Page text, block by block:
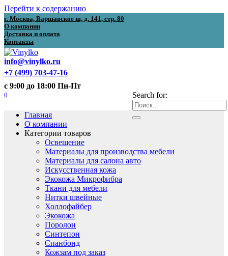
Перейти к содержанию
г. Москва, Варшавское ш, д. 141, стр. 80
О компании
Доставка и оплата
Контакты
info@vinylko.ru
+7 (499) 703-47-16
с 9:00 до 18:00 Пн-Пт
Search for:
0
Главная
О компании
Категории товаров
Освещение
Материалы для производства мебели
Материалы для салона авто
Искусственная кожа
Экокожа Микрофибра
Ткани для мебели
Нитки швейные
Холлофайбер
Экокожа
Поролон
Синтепон
Спанбонд
Кожзам под заказ